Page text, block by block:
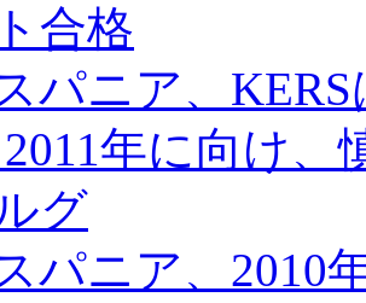
合格
パニア、
2011年に向け
グ
パニア、2010